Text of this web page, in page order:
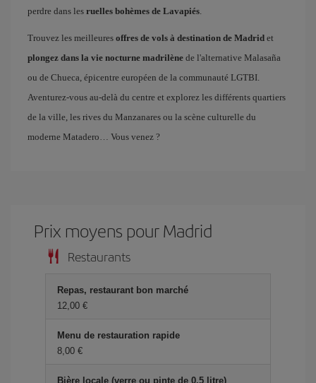
perdre dans les ruelles bohèmes de Lavapiés.
Trouvez les meilleures offres de vols à destination de Madrid et
plongez dans la vie nocturne madrilène de l'alternative Malasaña
ou de Chueca, épicentre européen de la communauté LGTBI.
Aventurez-vous au-delà du centre et explorez les différents quartiers
de la ville, les rives du Manzanares ou la scène culturelle du
moderne Matadero… Vous venez ?
Prix ​​moyens pour Madrid
Restaurants
Repas, restaurant bon marché
12,00 €
Menu de restauration rapide
8,00 €
Bière locale (verre ou pinte de 0,5 litre)